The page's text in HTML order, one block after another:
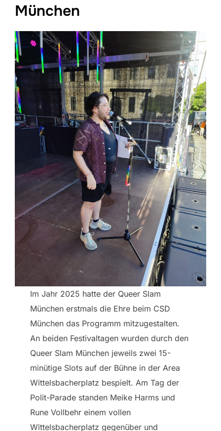
München
Im Jahr 2025 hatte der Queer Slam
München erstmals die Ehre beim CSD
München das Programm mitzugestalten.
An beiden Festivaltagen wurden durch den
Queer Slam München jeweils zwei 15-
minütige Slots auf der Bühne in der Area
Wittelsbacherplatz bespielt. Am Tag der
Polit-Parade standen Meike Harms und
Rune Vollbehr einem vollen
Wittelsbacherplatz gegenüber und